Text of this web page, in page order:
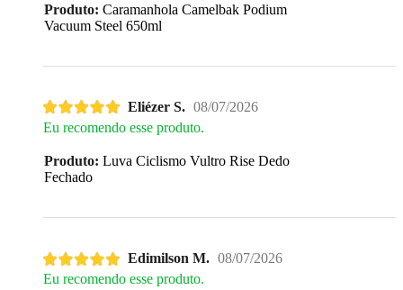
Produto: Caramanhola Camelbak Podium
Vacuum Steel 650ml
Eliézer S. 08/07/2026
Eu recomendo esse produto.
Produto: Luva Ciclismo Vultro Rise Dedo
Fechado
Edimilson M. 08/07/2026
Eu recomendo esse produto.